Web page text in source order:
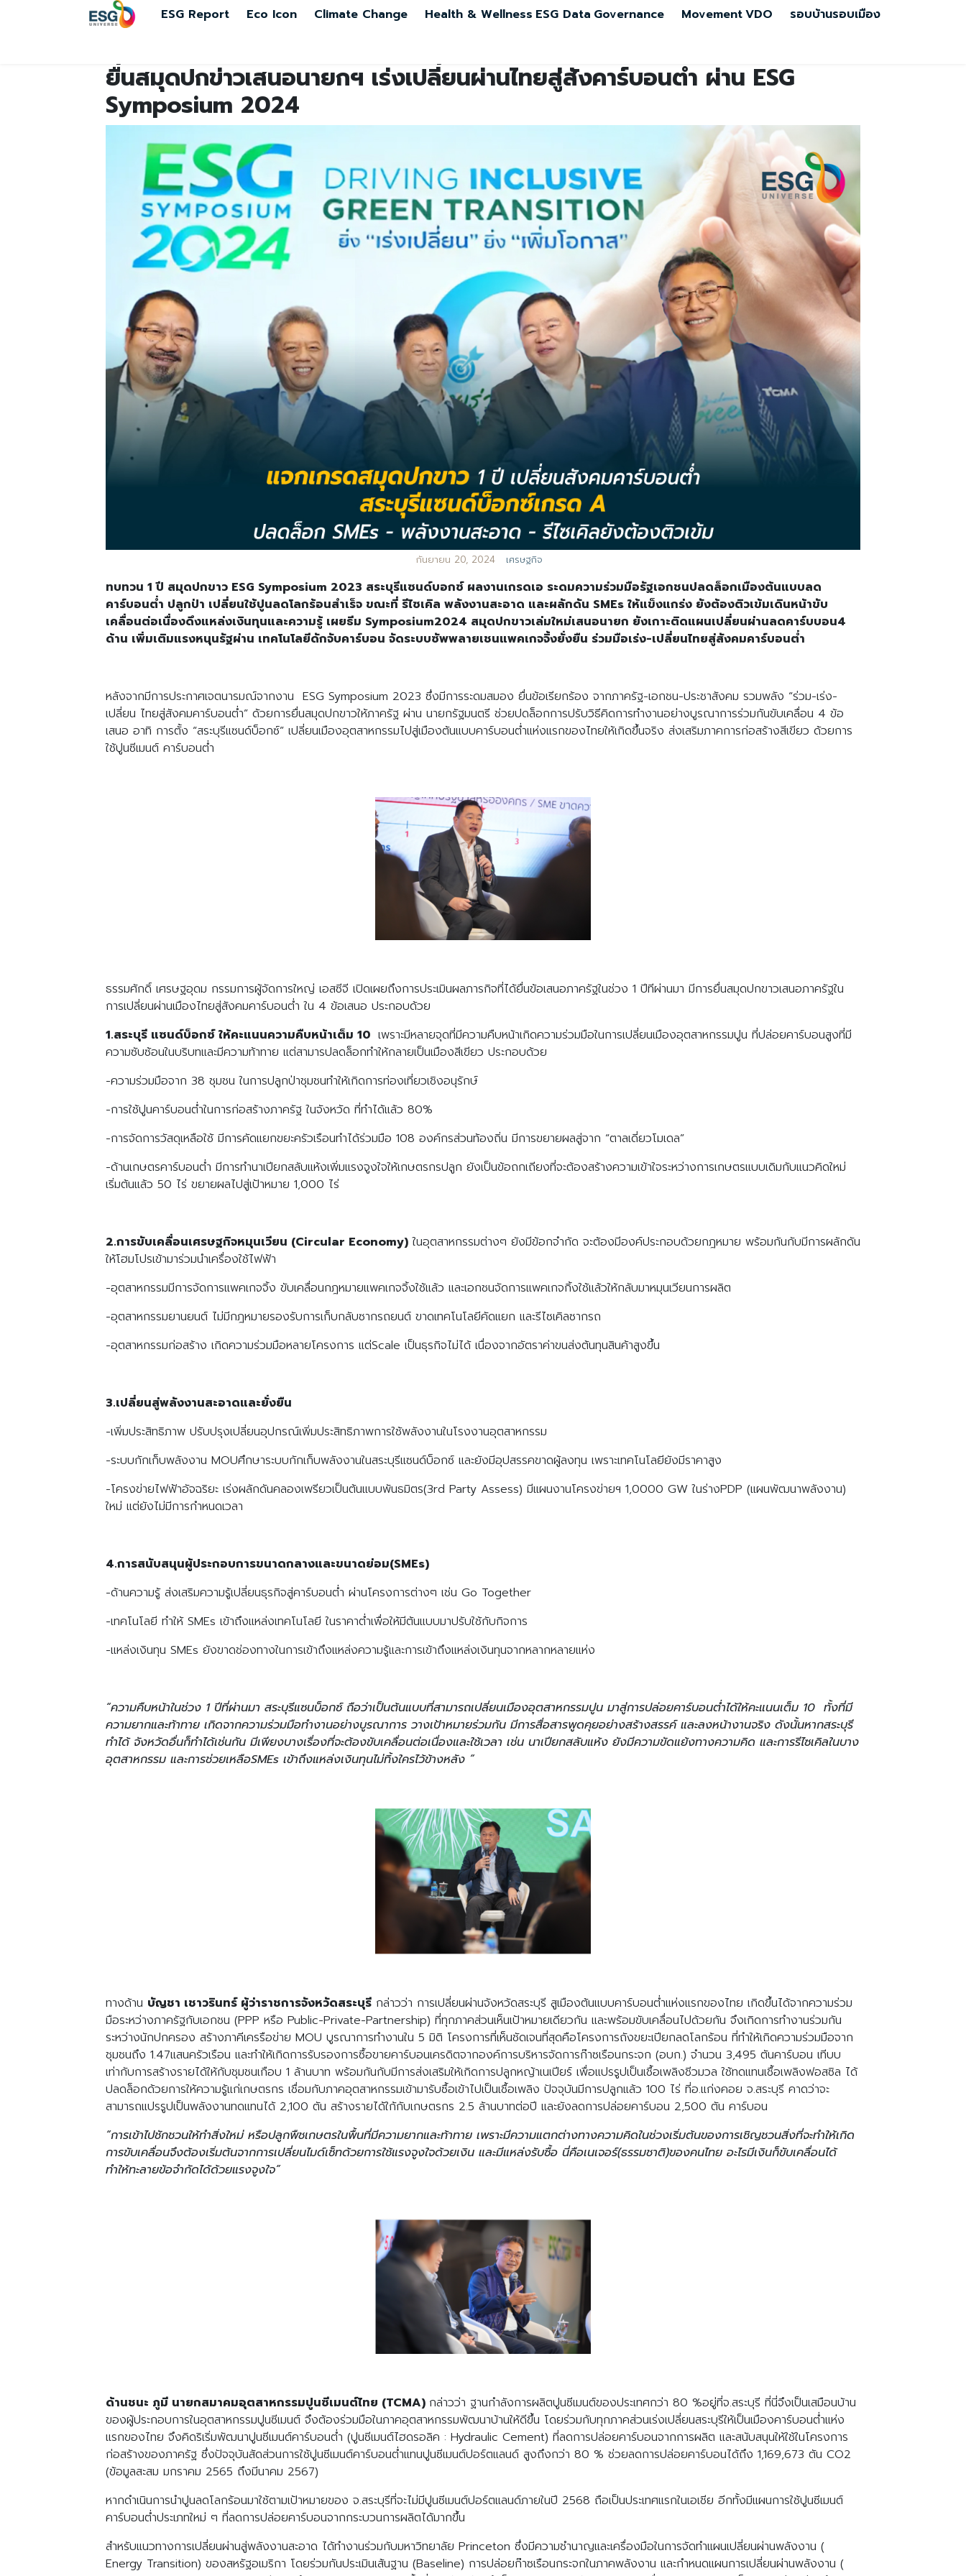
ESG Report Eco Icon Climate Change Health & Wellness ESG Data Governance MovementVDO รอบบ้านรอบเมือง
Search
ยื่นสมุดปกข่าวเสนอนายกฯ เร่งเปลี่ยนผ่านไทยสู่สังคาร์บอนต่ำ ผ่าน ESG
Symposium 2024
กันยายน 20, 2024 เศรษฐกิจ
ทบทวน 1 ปี สมุดปกขาว ESG Symposium 2023 สระบุรีแซนด์บอกซ์ ผลงานเกรดเอ ระดมความร่วมมือรัฐเอกชนปลดล็อกเมืองต้นแบบลด
คาร์บอนต่ำ ปลูกป่า เปลี่ยนใช้ปูนลดโลกร้อนสำเร็จ ขณะที่ รีไซเคิล พลังงานสะอาด และผลักดัน SMEs ให้แข็งแกร่ง ยังต้องติวเข้มเดินหน้าขับ
เคลื่อนต่อเนื่องดึงแหล่งเงินทุนและความรู้ เผยธีม Symposium2024 สมุดปกขาวเล่มใหม่เสนอนายก ยังเกาะติดแผนเปลี่ยนผ่านลดคาร์บบอน4
ด้าน เพิ่มเติมแรงหนุนรัฐผ่าน เทคโนโลยีดักจับคาร์บอน จัดระบบซัพพลายเชนแพคเกจจิ้งยั่งยืน ร่วมมือเร่ง-เปลี่ยนไทยสู่สังคมคาร์บอนต่ำ
หลังจากมีการประกาศเจตนารมณ์จากงาน ESG Symposium 2023 ซึ่งมีการระดมสมอง ยื่นข้อเรียกร้อง จากภาครัฐ-เอกชน-ประชาสังคม รวมพลัง “ร่วม-เร่ง-
เปลี่ยน ไทยสู่สังคมคาร์บอนต่ำ” ด้วยการยื่นสมุดปกขาวให้ภาครัฐ ผ่าน นายกรัฐมนตรี ช่วยปดล็อกการปรับวิธีคิดการทำงานอย่างบูรณาการร่วมกันขับเคลื่อน 4 ข้อ
เสนอ อาทิ การตั้ง “สระบุรีแซนด์บ็อกซ์” เปลี่ยนเมืองอุตสาหกรรมไปสู่เมืองต้นแบบคาร์บอนต่ำแห่งแรกของไทยให้เกิดขึ้นจริง ส่งเสริมภาคการก่อสร้างสีเขียว ด้วยการ
ใช้ปูนซีเมนต์ คาร์บอนต่ำ
ธรรมศักดิ์ เศรษฐอุดม กรรมการผู้จัดการใหญ่ เอสซีจี เปิดเผยถึงการประเมินผลภารกิจที่ได้ยื่นข้อเสนอภาครัฐในช่วง 1 ปีทีผ่านมา มีการยื่นสมุดปกขาวเสนอภาครัฐใน
การเปลี่ยนผ่านเมืองไทยสู่สังคมคาร์บอนต่ำ ใน 4 ข้อเสนอ ประกอบด้วย
1.สระบุรี แซนด์บ็อกซ์ ให้คะแนนความคืบหน้าเต็ม 10 เพราะมีหลายจุดที่มีความคืบหน้าเกิดความร่วมมือในการเปลี่ยนเมืองอุตสาหกรรมปูน ที่ปล่อยคาร์บอนสูงที่มี
ความซับซ้อนในบริบทและมีความท้าทาย แต่สามารปลดล็อกทำให้กลายเป็นเมืองสีเขียว ประกอบด้วย
-ความร่วมมือจาก 38 ชุมชน ในการปลูกป่าชุมชนทำให้เกิดการท่องเที่ยวเชิงอนุรักษ์
-การใช้ปูนคาร์บอนต่ำในการก่อสร้างภาครัฐ ในจังหวัด ที่ทำได้แล้ว 80%
-การจัดการวัสดุเหลือใช้ มีการคัดแยกขยะครัวเรือนทำได้ร่วมมือ 108 องค์กรส่วนท้องถิ่น มีการขยายผลสู่จาก “ตาลเดี่ยวโมเดล”
-ด้านเกษตรคาร์บอนต่ำ มีการทำนาเปียกสลับแห้งเพิ่มแรงจูงใจให้เกษตรกรปลูก ยังเป็นข้อถกเถียงที่จะต้องสร้างความเข้าใจระหว่างการเกษตรแบบเดิมกับแนวคิดใหม่
เริ่มต้นแล้ว 50 ไร่ ขยายผลไปสู่เป้าหมาย 1,000 ไร่
2.การขับเคลื่อนเศรษฐกิจหมุนเวียน (Circular Economy) ในอุตสาหกรรมต่างๆ ยังมีข้อกจำกัด จะต้องมีองค์ประกอบด้วยกฎหมาย พร้อมกันกับมีการผลักดัน
ให้โฮมโปรเข้ามาร่วมนำเครื่องใช้ไฟฟ้า
-อุตสาหกรรมมีการจัดการแพคเกจจิ้ง ขับเคลื่อนกฎหมายแพคเกจจิ้งใช้แล้ว และเอกชนจัดการแพคเกจกิ้งใช้แล้วให้กลับมาหมุนเวียนการผลิต
-อุตสาหกรรมยานยนต์ ไม่มีกฎหมายรองรับการเก็บกลับซากรถยนต์ ขาดเทคโนโลยีคัดแยก และรีไซเคิลซากรถ
-อุตสาหกรรมก่อสร้าง เกิดความร่วมมือหลายโครงการ แต่Scale เป็นธุรกิจไม่ได้ เนื่องจากอัตราค่าขนส่งต้นทุนสินค้าสูงขึ้น
3.เปลี่ยนสู่พลังงานสะอาดและยั่งยืน
-เพิ่มประสิทธิภาพ ปรับปรุงเปลี่ยนอุปกรณ์เพิ่มประสิทธิภาพการใช้พลังงานในโรงงานอุตสาหกรรม
-ระบบกักเก็บพลังงาน MOUศึกษาระบบกักเก็บพลังงานในสระบุรีแซนด์บ็อกซ์ และยังมีอุปสรรคขาดผู้ลงทุน เพราะเทคโนโลยียังมีราคาสูง
-โครงข่ายไฟฟ้าอัจฉริยะ เร่งผลักดันคลองเพรียวเป็นต้นแบบพันธมิตร(3rd Party Assess) มีแผนงานโครงข่ายฯ 1,0000 GW ในร่างPDP (แผนพัฒนาพลังงาน)
ใหม่ แต่ยังไม่มีการกำหนดเวลา
4.การสนับสนุนผู้ประกอบการขนาดกลางและขนาดย่อม(SMEs)
-ด้านความรู้ ส่งเสริมความรู้เปลี่ยนธุรกิจสู่คาร์บอนต่ำ ผ่านโครงการต่างๆ เช่น Go Together
-เทคโนโลยี ทำให้ SMEs เข้าถึงแหล่งเทคโนโลยี ในราคาต่ำเพื่อให้มีต้นแบบมาปรับใช้กับกิจการ
-แหล่งเงินทุน SMEs ยังขาดช่องทางในการเข้าถึงแหล่งความรู้และการเข้าถึงแหล่งเงินทุนจากหลากหลายแห่ง
“ความคืบหน้าในช่วง 1 ปีที่ผ่านมา สระบุรีแซนบ็อกซ์ ถือว่าเป็นต้นแบบที่สามารถเปลี่ยนเมืองอุตสาหกรรมปูน มาสู่การปล่อยคาร์บอนต่ำได้ให้คะแนนเต็ม 10 ทั้งที่มี
ความยากและท้าทาย เกิดจากความร่วมมือทำงานอย่างบูรณาการ วางเป้าหมายร่วมกัน มีการสื่อสารพูดคุยอย่างสร้างสรรค์ และลงหน้างานจริง ดังนั้นหากสระบุรี
ทำได้ จังหวัดอื่นก็ทำได้เช่นกัน มีเพียงบางเรื่องที่จะต้องขับเคลื่อนต่อเนื่องและใช้เวลา เช่น นาเปียกสลับแห้ง ยังมีความขัดแย้งทางความคิด และการรีไซเคิลในบาง
อุตสาหกรรม และการช่วยเหลือSMEs เข้าถึงแหล่งเงินทุนไม่ทิ้งใครไว้ข้างหลัง ”
ทางด้าน บัญชา เชาวรินทร์ ผู้ว่าราชการจังหวัดสระบุรี กล่าวว่า การเปลี่ยนผ่านจังหวัดสระบุรี สูเมืองต้นแบบคาร์บอนต่ำแห่งแรกของไทย เกิดขึ้นได้จากความร่วม
มือระหว่างภาครัฐกับเอกชน (PPP หรือ Public-Private-Partnership) ที่ทุกภาคส่วนเห็นเป้าหมายเดียวกัน และพร้อมขับเคลื่อนไปด้วยกัน จึงเกิดการทำงานร่วมกัน
ระหว่างนักปกครอง สร้างภาคีเครรือข่าย MOU บูรณาการทำงานใน 5 มิติ โครงการที่เห็นชัดเจนที่สุดคือโครงการถังขยะเปียกลดโลกร้อน ที่ทำให้เกิดความร่วมมือจาก
ชุมชนถึง 1.47แสนครัวเรือน และทำให้เกิดการรับรองการซื้อขายคาร์บอนเครดิตจากองค์การบริหารจัดการก๊าซเรือนกระจก (อบก.) จำนวน 3,495 ตันคาร์บอน เทีบบ
เท่ากับการสร้างรายได้ให้กับชุมชนเกือบ 1 ล้านบาท พร้อมกันกับมีการส่งเสริมให้เกิดการปลูกหญ้าเนเปียร์ เพื่อแปรรูปเป็นเชื้อเพลิงชีวมวล ใช้ทดแทนเชื้อเพลิงฟอสซิล ได้
ปลดล็อกด้วยการให้ความรู้แก่เกษตรกร เชื่อมกับภาคอุตสาหกรรมเข้ามารับซื้อเข้าไปเป็นเชื้อเพลิง ปัจจุบันมีการปลูกแล้ว 100 ไร่ ที่อ.แก่งคอย จ.สระบุรี คาดว่าจะ
สามารถแปรรูปเป็นพลังงานทดแทนได้ 2,100 ตัน สร้างรายได้ใก้กับเกษตรกร 2.5 ล้านบาทต่อปี และยังลดการปล่อยคาร์บอน 2,500 ตัน คาร์บอน
“การเข้าไปชักชวนให้ทำสิ่งใหม่ หรือปลูกพืชเกษตรในพื้นที่มีความยากและท้าทาย เพราะมีความแตกต่างทางความคิดในช่วงเริ่มต้นของการเชิญชวนสิ่งที่จะทำให้เกิด
การขับเคลื่อนจึงต้องเริ่มต้นจากการเปลี่ยนไมด์เซ็ทด้วยการใช้แรงจูงใจด้วยเงิน และมีแหล่งรับซื้อ นี่คือเนเจอร์(ธรรมชาติ)ของคนไทย อะไรมีเงินก็ขับเคลื่อนได้
ทำให้ทะลายข้อจำกัดได้ด้วยแรงจูงใจ”
ด้านชนะ ภูมี นายกสมาคมอุตสาหกรรมปูนซีเมนต์ไทย (TCMA) กล่าวว่า ฐานกำลังการผลิตปูนซีเมนต์ของประเทศกว่า 80 %อยู่ที่จ.สระบุรี ที่นี่จึงเป็นเสมือนบ้าน
ของผู้ประกอบการในอุตสาหกรรมปูนซีเมนต์ จึงต้องร่วมมือในภาคอุตสาหกรรมพัฒนาบ้านให้ดีขึ้น โดยร่วมกับทุกภาคส่วนเร่งเปลี่ยนสระบุรีให้เป็นเมืองคาร์บอนต่ำแห่ง
แรกของไทย จึงคิดริเริ่มพัฒนาปูนซีเมนต์คาร์บอนต่ำ (ปูนซีเมนต์ไฮดรอลิค : Hydraulic Cement) ที่ลดการปล่อยคาร์บอนจากการผลิต และสนับสนุนให้ใช้ในโครงการ
ก่อสร้างของภาครัฐ ซึ่งปัจจุบันสัดส่วนการใช้ปูนซีเมนต์คาร์บอนต่ำแทนปูนซีเมนต์ปอร์ตแลนด์ สูงถึงกว่า 80 % ช่วยลดการปล่อยคาร์บอนได้ถึง 1,169,673 ตัน CO2
(ข้อมูลสะสม มกราคม 2565 ถึงมีนาคม 2567)
หากดำเนินการนำปูนลดโลกร้อนมาใช้ตามเป้าหมายของ จ.สระบุรีที่จะไม่มีปูนซีเมนต์ปอร์ตแลนด์ภายในปี 2568 ถือเป็นประเทศแรกในเอเชีย อีกทั้งมีแผนการใช้ปูนซีเมนต์
คาร์บอนต่ำประเภทใหม่ ๆ ที่ลดการปล่อยคาร์บอนจากกระบวนการผลิตได้มากขึ้น
สำหรับแนวทางการเปลี่ยนผ่านสู่พลังงานสะอาด ได้ทำงานร่วมกับมหาวิทยาลัย Princeton ซึ่งมีความชำนาญและเครื่องมือในการจัดทำแผนเปลี่ยนผ่านพลังงาน (
Energy Transition) ของสหรัฐอเมริกา โดยร่วมกันประเมินเส้นฐาน (Baseline) การปล่อยก๊าซเรือนกระจกในภาคพลังงาน และกำหนดแผนการเปลี่ยนผ่านพลังงาน (